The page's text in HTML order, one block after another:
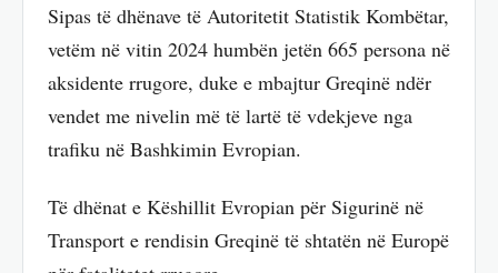
Sipas të dhënave të Autoritetit Statistik Kombëtar,
vetëm në vitin 2024 humbën jetën 665 persona në
aksidente rrugore, duke e mbajtur Greqinë ndër
vendet me nivelin më të lartë të vdekjeve nga
trafiku në Bashkimin Evropian.
Të dhënat e Këshillit Evropian për Sigurinë në
Transport e rendisin Greqinë të shtatën në Europë